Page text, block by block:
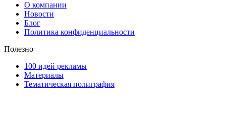
О компании
Новости
Блог
Политика конфиденциальности
Полезно
100 идей рекламы
Материалы
Тематическая полиграфия